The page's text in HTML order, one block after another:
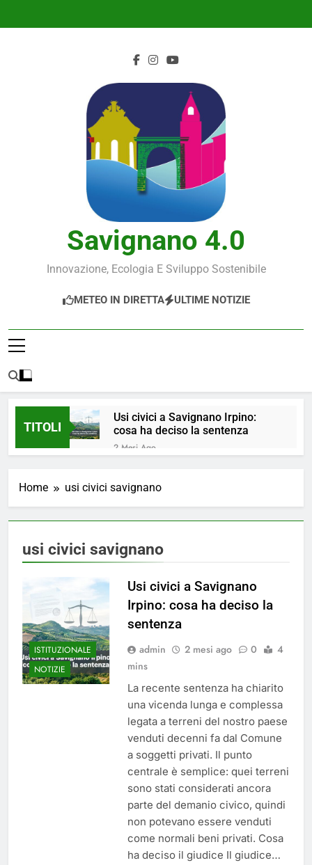
Savignano 4.0
Innovazione, Ecologia E Sviluppo Sostenibile
METEO IN DIRETTA ULTIME NOTIZIE
TITOLI
Usi civici a Savignano Irpino:
cosa ha deciso la sentenza
2 Mesi Ago
4 Mesi Ago
ORDINANZA N. 8/2026 –
PARZIALE REVOCA DEL DIVIETO
POTABILE
5 Mesi Ago
📢Aggiornamento Situazione
5 Mesi Ago
⚠️ Emergenza Acqua a
Savignano Irpino: Ordinanza n. 7
del 26 Marzo 2026
5 Mesi Ago
Mangiaplastica: Più ricicli, più
risparmi!
10 Mesi Ago
Postamat chiuso di notte a
Savignano: misura anti-rapina
fino alle 8:30
11 Mesi Ago
💡 Savignano 4.0 si rinnova: scopri
la nuova grafica del blog dedicato
al futuro del nostro paese
1 Anno Ago
🌤️ Nuova Webcam Live per il
Meteo a Savignano Irpino!
2 Anni Ago
Test IT-alert l’11 ottobre:
messaggio sui cellulari anche a
Home usi civici savignano
usi civici savignano
ISTITUZIONALE
NOTIZIE
Usi civici a Savignano
Irpino: cosa ha deciso la
sentenza
admin 2 mesi ago 0
4
mins
La recente sentenza ha chiarito
una vicenda lunga e complessa
legata a terreni del nostro paese
venduti decenni fa dal Comune
a soggetti privati. Il punto
centrale è semplice: quei terreni
sono stati considerati ancora
parte del demanio civico, quindi
non potevano essere venduti
come normali beni privati. Cosa
ha deciso il giudice Il giudice…